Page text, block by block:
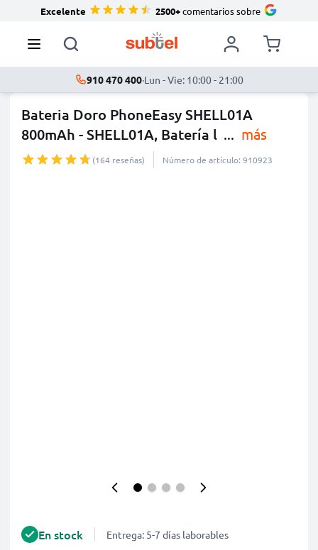
Excelente 2500+comentarios sobre
910 470 400·Lun - Vie: 10:00 - 21:00
Bateria Doro PhoneEasy SHELL01A
800mAh - SHELL01A, Batería l ... más
(164 reseñas) Número de artículo: 910923
En stock Entrega: 5-7 días laborables